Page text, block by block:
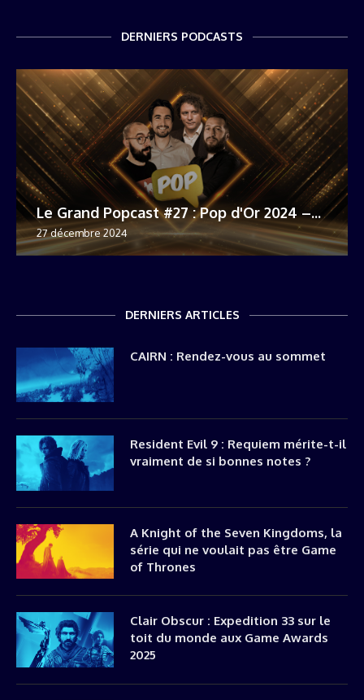
DERNIERS PODCASTS
Le Grand Popcast #27 : Pop d'Or 2024 –...
27 décembre 2024
DERNIERS ARTICLES
CAIRN : Rendez-vous au sommet
Resident Evil 9 : Requiem mérite-t-il
vraiment de si bonnes notes ?
A Knight of the Seven Kingdoms, la
série qui ne voulait pas être Game
of Thrones
Clair Obscur : Expedition 33 sur le
toit du monde aux Game Awards
2025